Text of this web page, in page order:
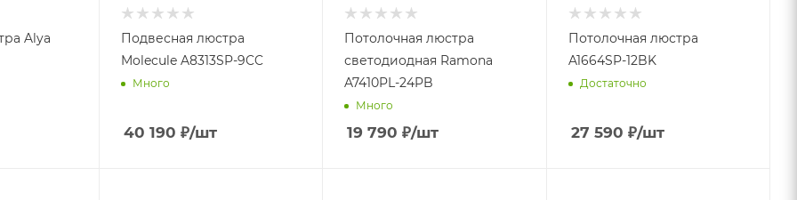
Alya
Подвесная люстра
Molecule A8313SP-9CC
Много
40 190 ₽/шт
Потолочная люстра
светодиодная Ramona
A7410PL-24PB
Много
19 790 ₽/шт
Потолочная люстра
A1664SP-12BK
Достаточно
27 590 ₽/шт